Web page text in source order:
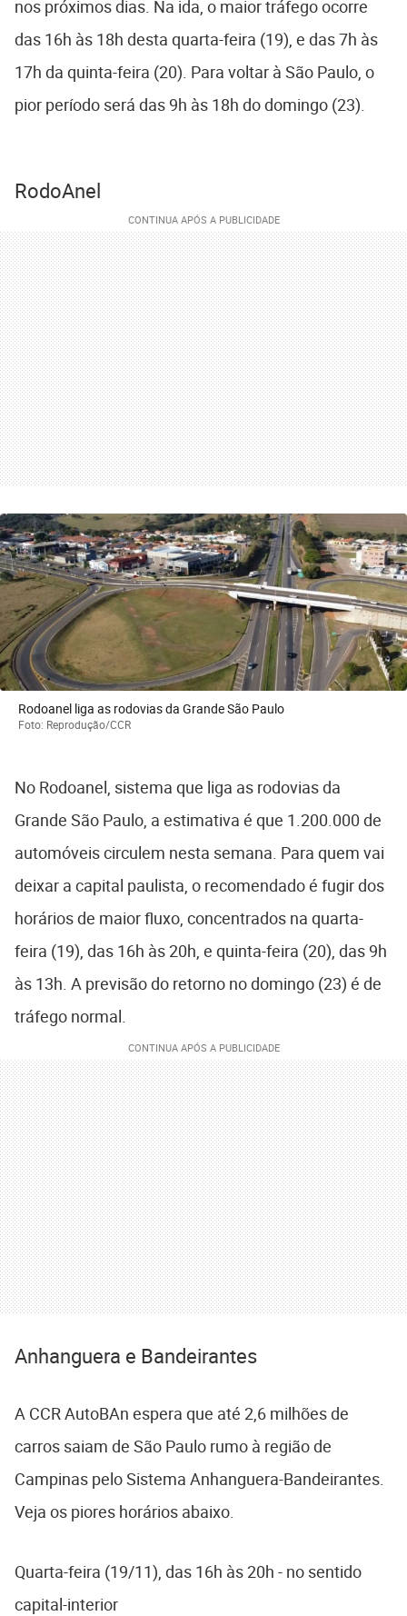
nos próximos dias. Na ida, o maior tráfego ocorre
das 16h às 18h desta quarta-feira (19), e das 7h às
17h da quinta-feira (20). Para voltar à São Paulo, o
pior período será das 9h às 18h do domingo (23).
RodoAnel
Rodoanel liga as rodovias da Grande São Paulo
Foto: Reprodução/CCR
No Rodoanel, sistema que liga as rodovias da
Grande São Paulo, a estimativa é que 1.200.000 de
automóveis circulem nesta semana. Para quem vai
deixar a capital paulista, o recomendado é fugir dos
horários de maior fluxo, concentrados na quarta-
feira (19), das 16h às 20h, e quinta-feira (20), das 9h
às 13h. A previsão do retorno no domingo (23) é de
tráfego normal.
Anhanguera e Bandeirantes
A CCR AutoBAn espera que até 2,6 milhões de
carros saiam de São Paulo rumo à região de
Campinas pelo Sistema Anhanguera-Bandeirantes.
Veja os piores horários abaixo.
Quarta-feira (19/11), das 16h às 20h - no sentido
capital-interior